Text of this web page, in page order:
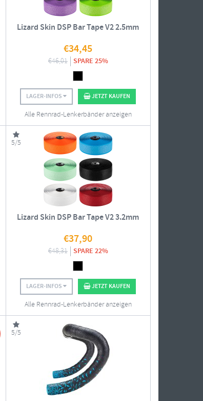
Lizard Skin DSP Bar Tape V2 2.5mm
€34,45
€46,01 SPARE 25%
LAGER-INFOS JETZT KAUFEN
Alle Rennrad-Lenkerbänder anzeigen
5/5
Lizard Skin DSP Bar Tape V2 3.2mm
€37,90
€48,31 SPARE 22%
LAGER-INFOS JETZT KAUFEN
Alle Rennrad-Lenkerbänder anzeigen
5/5